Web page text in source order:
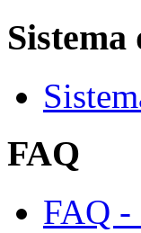
FAQ
FAQ -